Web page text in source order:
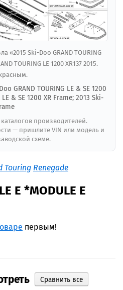
«2015 Ski-Doo GRAND TOURING
TOURING LE 1200 XR137 2015.
GRAND TOURING LE & SE 1200
& SE 1200 XR Frame; 2013 Ski-
производителей.
— пришлите VIN или модель и
схеме.
Touring Renegade
E *MODULE E
первым!